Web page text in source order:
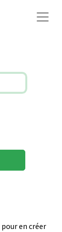
pour en créer